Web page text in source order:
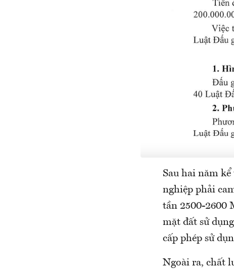
Sau hai năm
nghiệp phải
tần 2500-2600
mặt đất sử
cấp phép sử
Ngoài ra, chất